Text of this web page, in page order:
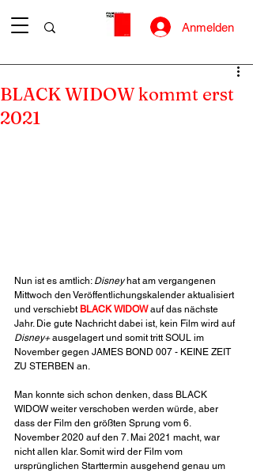
Anmelden
BLACK WIDOW kommt erst
2021
Nun ist es amtlich: Disney hat am vergangenen
Mittwoch den Veröffentlichungskalender aktualisiert
und verschiebt BLACK WIDOW auf das nächste
Jahr. Die gute Nachricht dabei ist, kein Film wird auf
Disney+ ausgelagert und somit tritt SOUL im
November gegen JAMES BOND 007 - KEINE ZEIT
ZU STERBEN an.
Man konnte sich schon denken, dass BLACK
WIDOW weiter verschoben werden würde, aber
dass der Film den größten Sprung vom 6.
November 2020 auf den 7. Mai 2021 macht, war
nicht allen klar. Somit wird der Film vom
ursprünglichen Starttermin ausgehend genau um